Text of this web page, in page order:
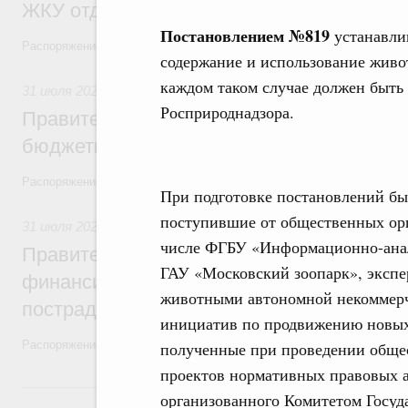
Постановлением №819
содержание и использование
каждом таком случае должен
Росприроднадзора.
При подготовке постановлений
поступившие от общественных
числе ФГБУ «Информационно-
ГАУ «Московский зоопарк»,
животными автономной
инициатив по продвижению
полученные при проведении
проектов нормативных правовых
организованного Комитетом
ЖКУ отдельным категориям граждан
Распоряжение от 30 июля 2026 года №2032-р
Бюджеты субъектов Федерации.
Правительство спишет часть
бюджетным кредитам ещё двум
Чрезвычайные ситуации и ликвидация их
Правительство выделило
финансирование Дагестану и Чечне на
пострадавшим от наводнения
Распоряжение от 28 июля 2026 года №1999-р и распоряжение от
30 июля, четверг